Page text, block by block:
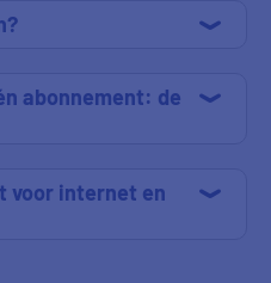
abonnement: de
voor internet en